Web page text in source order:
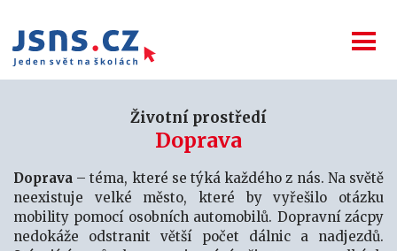
Životní prostředí
Doprava
Doprava – téma, které se týká každého z nás. Na světě
neexistuje velké město, které by vyřešilo otázku
mobility pomocí osobních automobilů. Dopravní zácpy
nedokáže odstranit větší počet dálnic a nadjezdů.